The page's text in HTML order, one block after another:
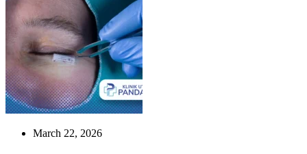
March 22, 2026